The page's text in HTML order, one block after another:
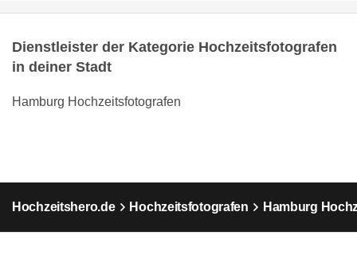
Dienstleister der Kategorie Hochzeitsfotografen
in deiner Stadt
Hamburg Hochzeitsfotografen
Hochzeitshero.de Hochzeitsfotografen Hamburg